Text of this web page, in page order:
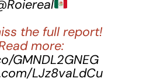
the full report!
more:
GMNDL2GNEG
LJz8vaLdCu